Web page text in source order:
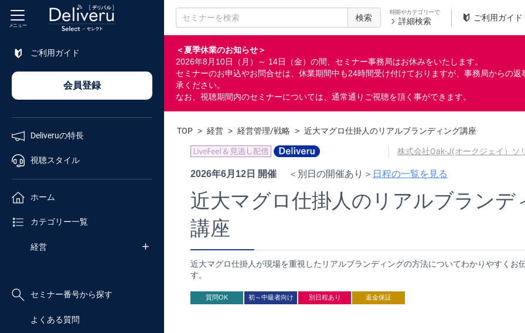
検索
時期やカテゴリーで
詳細検索 ご利用ガイド
＜夏季休業のお知らせ＞
2026年8月10日（月）～ 14日（金）の間、セミナー事務局はお休みをいたします。
セミナーのお申込やお問合せは、休業期間中も24時間受け付けておりますが、事務局からの
承ください。
なお、視聴期間内のセミナーについては、通常通りご視聴を頂く事ができます。
メニュー
ご利用ガイド
会員登録
Deliveruの特長
視聴スタイル
ホーム
カテゴリー一覧
経営
セミナー番号から探す
よくある質問
セミナー
番号検索
TOP > 経営 > 経営管理/戦略 > 近大マグロ仕掛人のリアルブランディング講座
株式会社Oak-J(オークジェイ）ソ
2026年6月12日 開催 ＜別日の開催あり＞ 日程の一覧を見る
近大マグロ仕掛人のリアルブランデ
講座
近大マグロ仕掛人が現場を重視したリアルブランディングの方法についてわかりやすくお
す。
質問OK 初～中級者向け 別日程あり 返金保証